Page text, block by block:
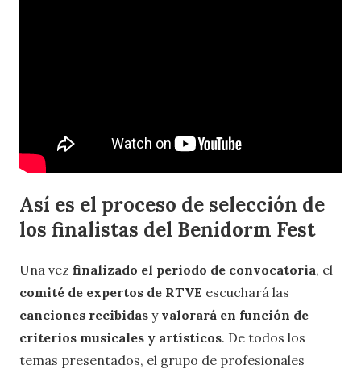
Así es el proceso de selección de
los finalistas del Benidorm Fest
Una vez finalizado el periodo de convocatoria, el
comité de expertos de RTVE escuchará las
canciones recibidas y valorará en función de
criterios musicales y artísticos. De todos los
temas presentados, el grupo de profesionales